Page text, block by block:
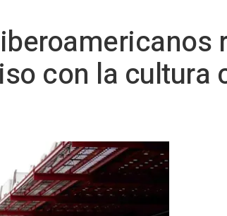
con la cultura